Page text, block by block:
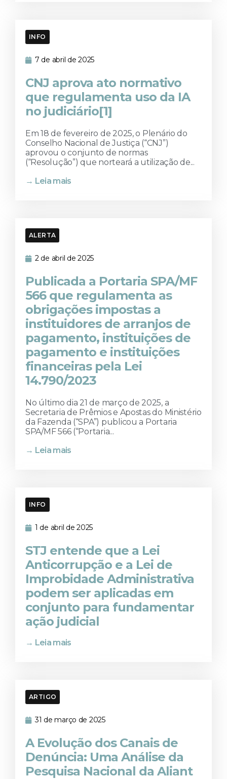
INFO
7 de abril de 2025
CNJ aprova ato normativo
que regulamenta uso da IA
no judiciário[1]
Em 18 de fevereiro de 2025, o Plenário do
Conselho Nacional de Justiça (“CNJ”)
aprovou o conjunto de normas
(“Resolução”) que norteará a utilização de...
→ Leia mais
ALERTA
2 de abril de 2025
Publicada a Portaria SPA/MF
566 que regulamenta as
obrigações impostas a
instituidores de arranjos de
pagamento, instituições de
pagamento e instituições
financeiras pela Lei
14.790/2023
No último dia 21 de março de 2025, a
Secretaria de Prêmios e Apostas do Ministério
da Fazenda (“SPA”) publicou a Portaria
SPA/MF 566 (“Portaria...
→ Leia mais
INFO
1 de abril de 2025
STJ entende que a Lei
Anticorrupção e a Lei de
Improbidade Administrativa
podem ser aplicadas em
conjunto para fundamentar
ação judicial
→ Leia mais
ARTIGO
31 de março de 2025
A Evolução dos Canais de
Denúncia: Uma Análise da
Pesquisa Nacional da Aliant